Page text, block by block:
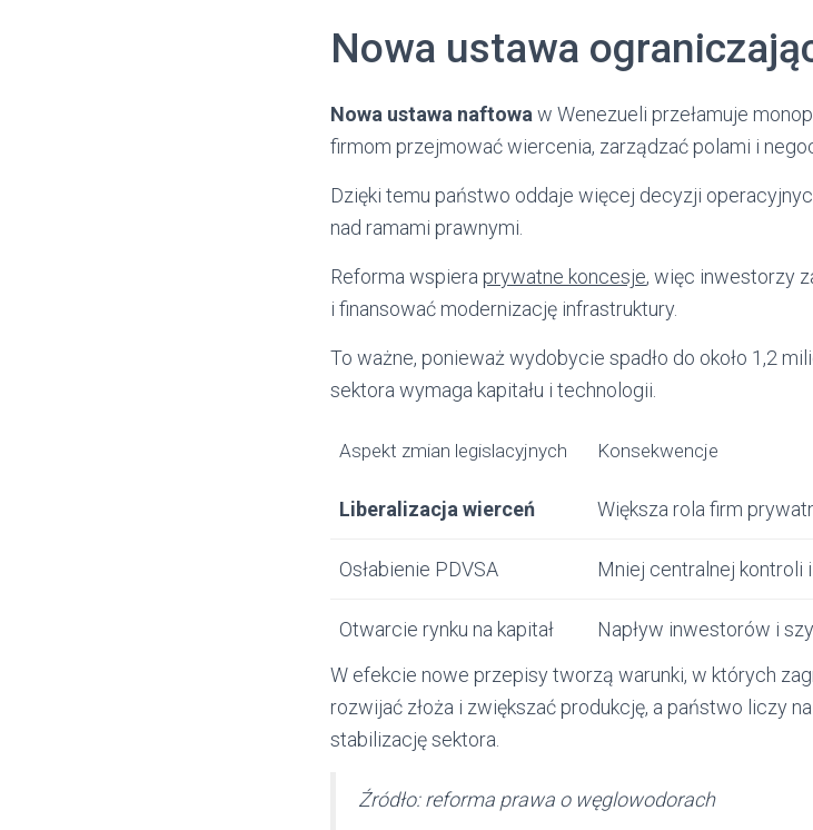
Nowa ustawa
Nowa ustawa naftowa w Wenezueli przełamuje
firmom przejmować wiercenia, zarządzać polami i
Dzięki temu państwo oddaje więcej decyzji
nad ramami prawnymi.
Reforma wspiera prywatne koncesje, więc inwestorzy
i finansować modernizację infrastruktury.
To ważne, ponieważ wydobycie spadło do około 1,2
sektora wymaga kapitału i technologii.
Aspekt zmian legislacyjnych Konsekwencje
Liberalizacja wierceń Większa rola firm
Osłabienie PDVSA Mniej centralnej kontroli
Otwarcie rynku na kapitał
Napływ inwestorów i
W efekcie nowe przepisy tworzą warunki, w których
rozwijać złoża i zwiększać produkcję, a państwo liczy
stabilizację sektora.
Źródło: reforma prawa o węglowodorach